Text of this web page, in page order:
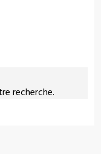
recherche.